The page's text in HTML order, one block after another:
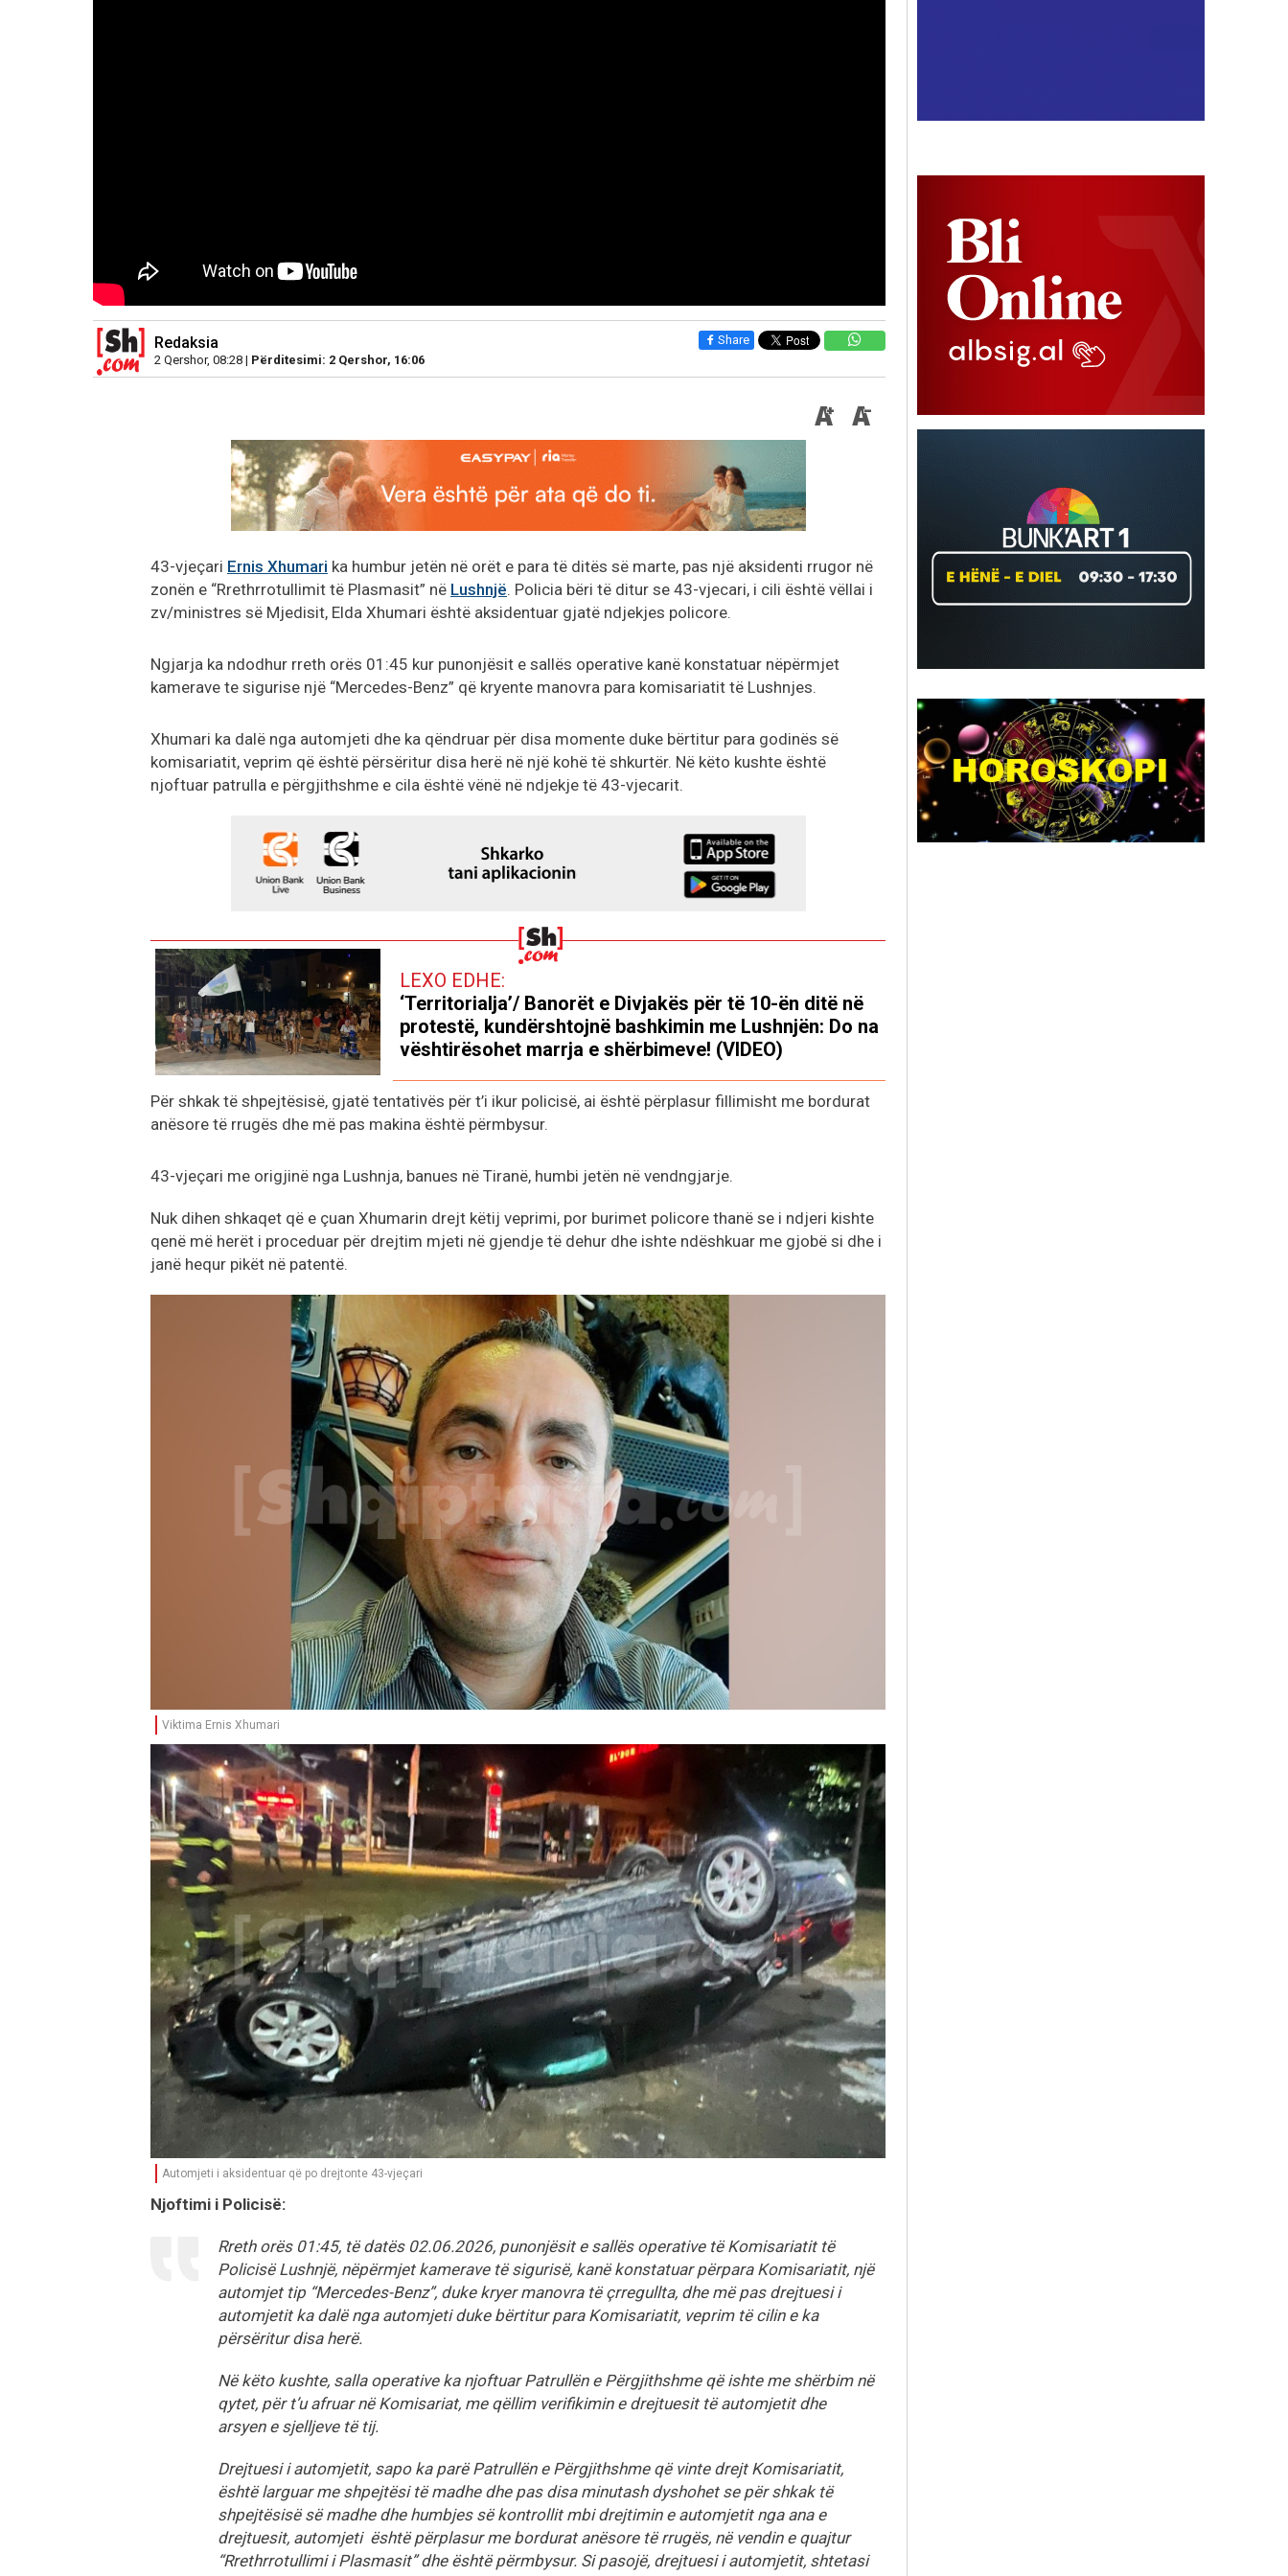
Redaksia
2 Qershor, 08:28 | Përditesimi: 2 Qershor, 16:06
Share
43-vjeçari Ernis Xhumari ka humbur jetën në orët e para të ditës së marte, pas një aksidenti rrugor në
zonën e “Rrethrrotullimit të Plasmasit” në Lushnjë. Policia bëri të ditur se 43-vjecari, i cili është vëllai i
zv/ministres së Mjedisit, Elda Xhumari është aksidentuar gjatë ndjekjes policore.
Ngjarja ka ndodhur rreth orës 01:45 kur punonjësit e sallës operative kanë konstatuar nëpërmjet
kamerave te sigurise një “Mercedes-Benz” që kryente manovra para komisariatit të Lushnjes.
Xhumari ka dalë nga automjeti dhe ka qëndruar për disa momente duke bërtitur para godinës së
komisariatit, veprim që është përsëritur disa herë në një kohë të shkurtër. Në këto kushte është
njoftuar patrulla e përgjithshme e cila është vënë në ndjekje të 43-vjecarit.
LEXO EDHE:
‘Territorialja’/ Banorët e Divjakës për të 10-ën ditë në
protestë, kundërshtojnë bashkimin me Lushnjën: Do na
vështirësohet marrja e shërbimeve! (VIDEO)
Për shkak të shpejtësisë, gjatë tentativës për t’i ikur policisë, ai është përplasur fillimisht me bordurat
anësore të rrugës dhe më pas makina është përmbysur.
43-vjeçari me origjinë nga Lushnja, banues në Tiranë, humbi jetën në vendngjarje.
Nuk dihen shkaqet që e çuan Xhumarin drejt këtij veprimi, por burimet policore thanë se i ndjeri kishte
qenë më herët i proceduar për drejtim mjeti në gjendje të dehur dhe ishte ndëshkuar me gjobë si dhe i
janë hequr pikët në patentë.
Viktima Ernis Xhumari
Automjeti i aksidentuar që po drejtonte 43-vjeçari
Njoftimi i Policisë:
Rreth orës 01:45, të datës 02.06.2026, punonjësit e sallës operative të Komisariatit të
Policisë Lushnjë, nëpërmjet kamerave të sigurisë, kanë konstatuar përpara Komisariatit, një
automjet tip “Mercedes-Benz”, duke kryer manovra të çrregullta, dhe më pas drejtuesi i
automjetit ka dalë nga automjeti duke bërtitur para Komisariatit, veprim të cilin e ka
përsëritur disa herë.
Në këto kushte, salla operative ka njoftuar Patrullën e Përgjithshme që ishte me shërbim në
qytet, për t’u afruar në Komisariat, me qëllim verifikimin e drejtuesit të automjetit dhe
arsyen e sjelljeve të tij.
Drejtuesi i automjetit, sapo ka parë Patrullën e Përgjithshme që vinte drejt Komisariatit,
është larguar me shpejtësi të madhe dhe pas disa minutash dyshohet se për shkak të
shpejtësisë së madhe dhe humbjes së kontrollit mbi drejtimin e automjetit nga ana e
drejtuesit, automjeti është përplasur me bordurat anësore të rrugës, në vendin e quajtur
“Rrethrrotullimi i Plasmasit” dhe është përmbysur. Si pasojë, drejtuesi i automjetit, shtetasi